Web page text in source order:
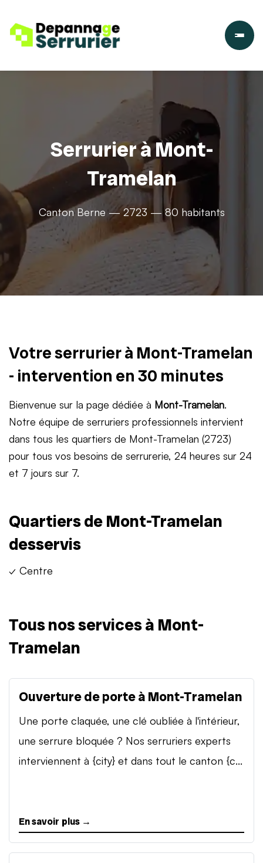
Serrurier à Mont-
Tramelan
Canton Berne — 2723 — 80 habitants
Votre serrurier à Mont-Tramelan
- intervention en 30 minutes
Bienvenue sur la page dédiée à Mont-Tramelan.
Notre équipe de serruriers professionnels intervient
dans tous les quartiers de Mont-Tramelan (2723)
pour tous vos besoins de serrurerie, 24 heures sur 24
et 7 jours sur 7.
Quartiers de Mont-Tramelan
desservis
✓ Centre
Tous nos services à Mont-
Tramelan
Ouverture de porte à Mont-Tramelan
Une porte claquée, une clé oubliée à l'intérieur,
une serrure bloquée ? Nos serruriers experts
interviennent à {city} et dans tout le canton {c...
En savoir plus →